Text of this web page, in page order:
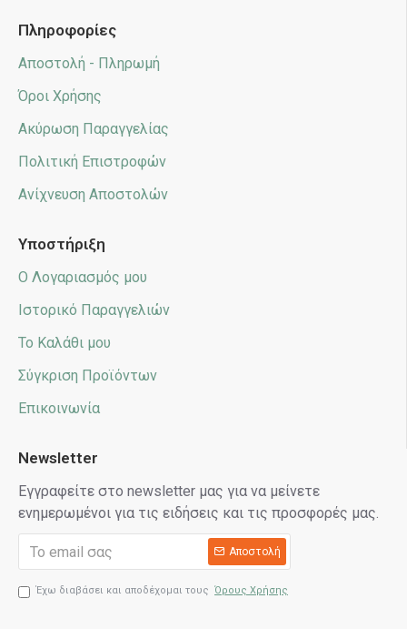
Πληροφορίες
Αποστολή - Πληρωμή
Όροι Χρήσης
Ακύρωση Παραγγελίας
Πολιτική Επιστροφών
Ανίχνευση Αποστολών
Υποστήριξη
Ο Λογαριασμός μου
Ιστορικό Παραγγελιών
Το Καλάθι μου
Σύγκριση Προϊόντων
Επικοινωνία
Newsletter
Εγγραφείτε στο newsletter μας για να μείνετε
ενημερωμένοι για τις ειδήσεις και τις προσφορές μας.
Αποστολή
Έχω διαβάσει και αποδέχομαι τους Όρους Χρήσης